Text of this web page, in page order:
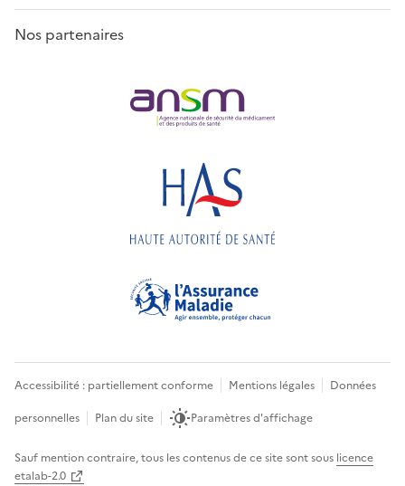
Nos partenaires
Accessibilité : partiellement conforme Mentions légales
Données
personnelles
Plan du site Paramètres d'affichage
Sauf mention contraire, tous les contenus de ce site sont sous licence
etalab-2.0